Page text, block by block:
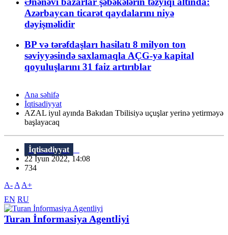
Azərbaycan ticarət qaydalarını niyə
dəyişməlidir
BP və tərəfdaşları hasilatı 8 milyon ton
səviyyəsində saxlamaqla AÇG-yə kapital
qoyuluşlarını 31 faiz artırıblar
Ana səhifə
İqtisadiyyat
AZAL iyul ayında Bakıdan Tbilisiyə uçuşlar yerinə yetirməyə
başlayacaq
İqtisadiyyat
22 İyun 2022, 14:08
734
A- A A+
EN RU
Turan İnformasiya Agentliyi